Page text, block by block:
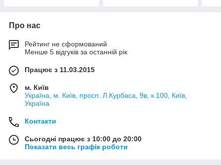
Про нас
Рейтинг не сформований
Менше 5 відгуків за останній рік
Працює з 11.03.2015
м. Київ
Україна, м. Київ, просп. Л.Курбаса, 9в, к.100, Київ,
Україна
Контакти
Сьогодні працює з 10:00 до 20:00
Показати весь графік роботи